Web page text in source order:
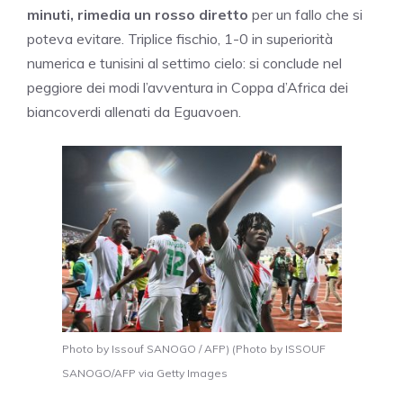
minuti, rimedia un rosso diretto per un fallo che si
poteva evitare. Triplice fischio, 1-0 in superiorità
numerica e tunisini al settimo cielo: si conclude nel
peggiore dei modi l’avventura in Coppa d’Africa dei
biancoverdi allenati da Eguavoen.
Photo by Issouf SANOGO / AFP) (Photo by ISSOUF
SANOGO/AFP via Getty Images